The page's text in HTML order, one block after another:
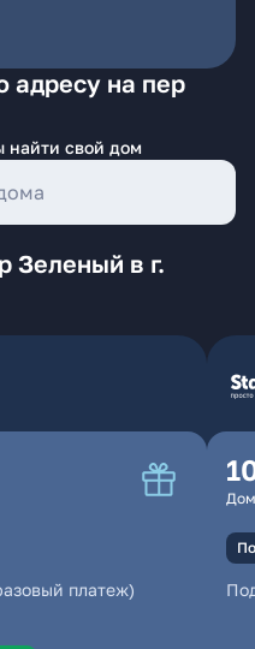
адресу на пер
найти свой дом
Зеленый в г.
платеж)